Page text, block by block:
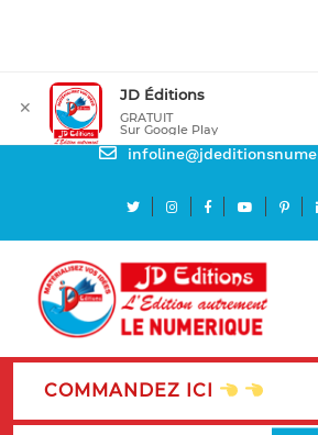
Besoin d'aide
COMMANDEZ ICI
✕
JD Éditions
GRATUIT
Sur Google Play